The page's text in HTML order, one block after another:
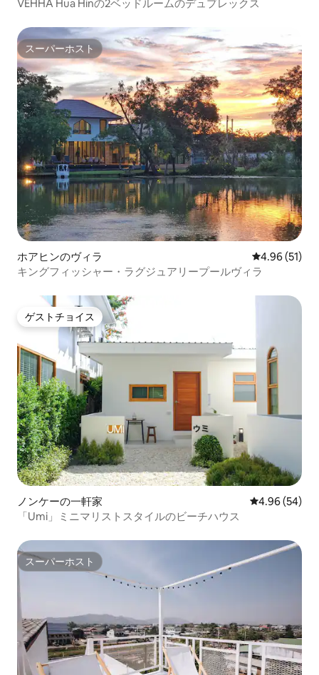
VEHHA Hua Hinの2ベッドルームのデュプレックス
スーパーホスト
スーパーホスト
ホアヒンのヴィラ レビュー51
4.96 (51)
キングフィッシャー・ラグジュアリープールヴィラ
ゲストチョイス
ゲストチョイス
ノンケーの一軒家 レビュー54
4.96 (54)
「Umi」ミニマリストスタイルのビーチハウス
スーパーホスト
スーパーホスト